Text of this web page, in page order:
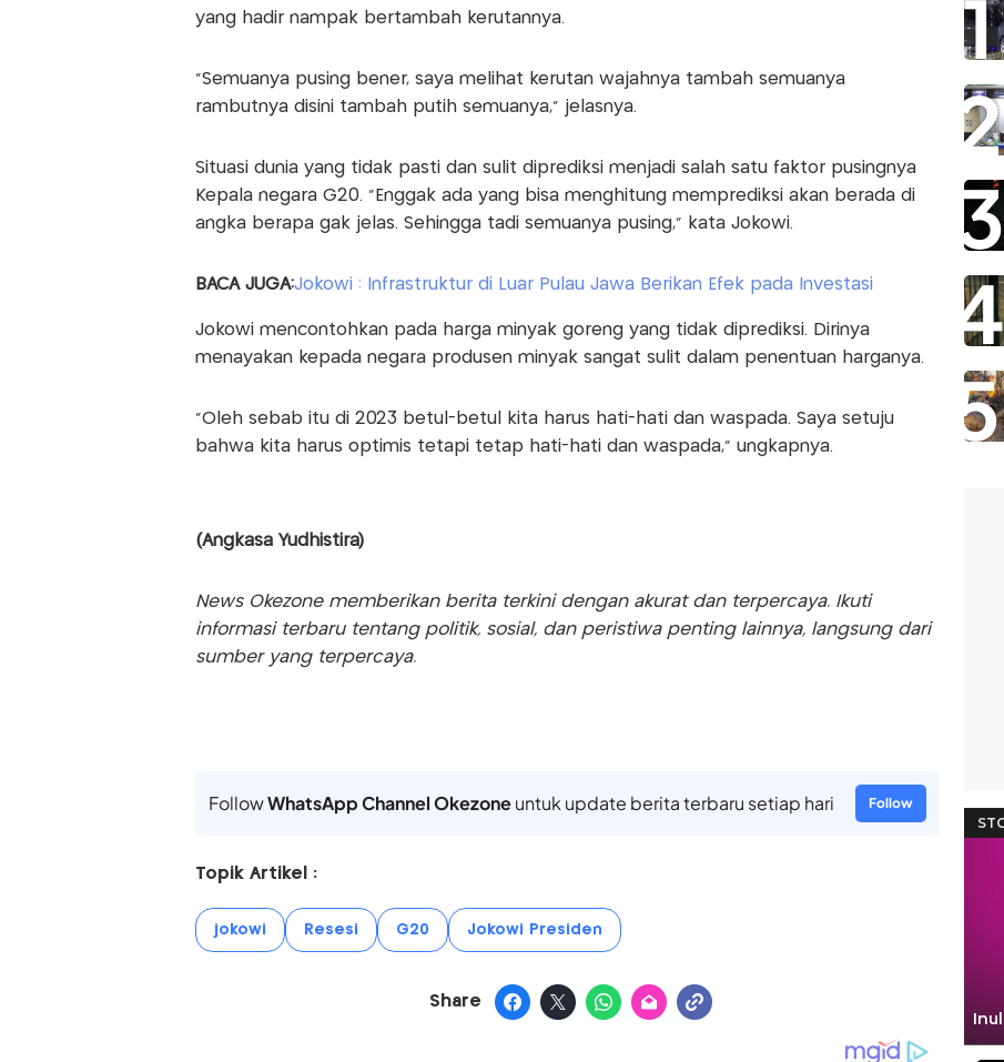
yang hadir nampak bertambah kerutannya.
"Semuanya pusing bener, saya melihat kerutan wajahnya tambah semuanya
rambutnya disini tambah putih semuanya," jelasnya.
Situasi dunia yang tidak pasti dan sulit diprediksi menjadi salah satu faktor pusingnya
Kepala negara G20. "Enggak ada yang bisa menghitung memprediksi akan berada di
angka berapa gak jelas. Sehingga tadi semuanya pusing," kata Jokowi.
BACA JUGA:Jokowi : Infrastruktur di Luar Pulau Jawa Berikan Efek pada Investasi
Jokowi mencontohkan pada harga minyak goreng yang tidak diprediksi. Dirinya
menayakan kepada negara produsen minyak sangat sulit dalam penentuan harganya.
"Oleh sebab itu di 2023 betul-betul kita harus hati-hati dan waspada. Saya setuju
bahwa kita harus optimis tetapi tetap hati-hati dan waspada," ungkapnya.
(Angkasa Yudhistira)
News Okezone memberikan berita terkini dengan akurat dan terpercaya. Ikuti
informasi terbaru tentang politik, sosial, dan peristiwa penting lainnya, langsung dari
sumber yang terpercaya.
FollowWhatsApp Channel Okezoneuntuk update berita terbaru setiap hari Follow
Topik Artikel :
jokowi Resesi G20 Jokowi Presiden
Share